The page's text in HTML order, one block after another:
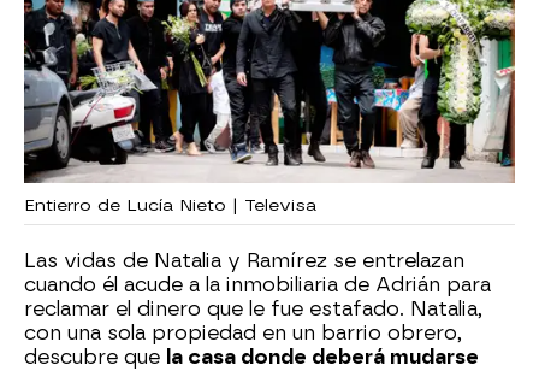
Entierro de Lucía Nieto | Televisa
Las vidas de Natalia y Ramírez se entrelazan
cuando él acude a la inmobiliaria de Adrián para
reclamar el dinero que le fue estafado. Natalia,
con una sola propiedad en un barrio obrero,
descubre que la casa donde deberá mudarse